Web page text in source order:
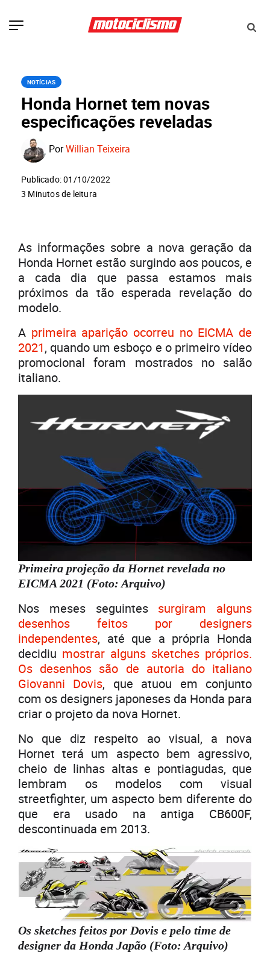
NOTÍCIAS
Honda Hornet tem novas
especificações reveladas
PorWillian Teixeira
Publicado: 01/10/2022
3 Minutos de leitura
As informações sobre a nova geração da
Honda Hornet estão surgindo aos poucos, e
a cada dia que passa estamos mais
próximos da tão esperada revelação do
modelo.
A primeira aparição ocorreu no EICMA de
2021, quando um esboço e o primeiro vídeo
promocional foram mostrados no salão
italiano.
Primeira projeção da Hornet revelada no
EICMA 2021 (Foto: Arquivo)
Nos meses seguintes surgiram alguns
desenhos feitos por designers
independentes, até que a própria Honda
decidiu mostrar alguns sketches próprios.
Os desenhos são de autoria do italiano
Giovanni Dovis, que atuou em conjunto
com os designers japoneses da Honda para
criar o projeto da nova Hornet.
No que diz respeito ao visual, a nova
Hornet terá um aspecto bem agressivo,
cheio de linhas altas e pontiagudas, que
lembram os modelos com visual
streetfighter, um aspecto bem diferente do
que era usado na antiga CB600F,
descontinuada em 2013.
Os sketches feitos por Dovis e pelo time de
designer da Honda Japão (Foto: Arquivo)